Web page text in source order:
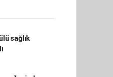
sağlık